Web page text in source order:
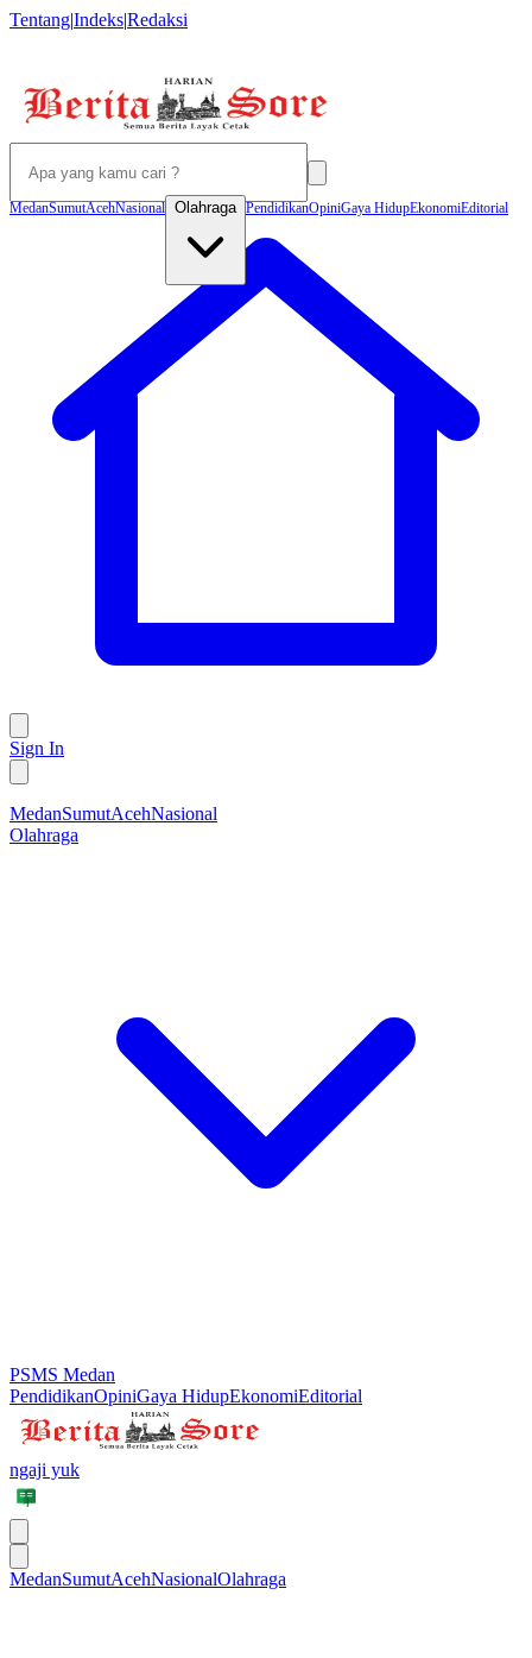
Tentang|Indeks|Redaksi
MedanSumutAcehNasional Olahraga PendidikanOpiniGaya HidupEkonomiEditorial
Sign In
MedanSumutAcehNasional
Olahraga
PSMS Medan
PendidikanOpiniGaya HidupEkonomiEditorial
ngaji yuk
MedanSumutAcehNasionalOlahraga